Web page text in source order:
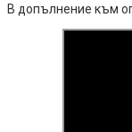
В допълнение към